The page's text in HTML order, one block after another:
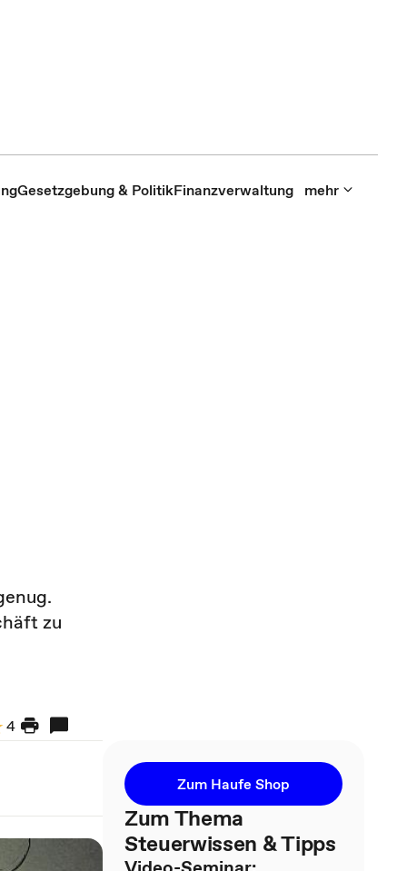
Gesetzgebung & PolitikFinanzverwaltung mehr
zu
4
Zum Haufe Shop
Zum Thema
Steuerwissen & Tipps